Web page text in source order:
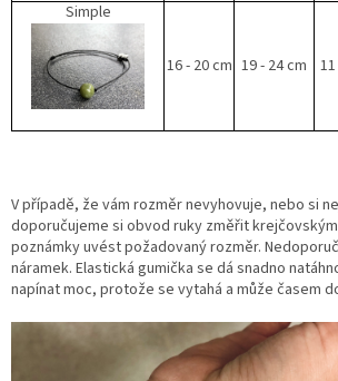
Simple
16 - 20 cm 19 - 24 cm
V případě, že vám rozměr nevyhovuje, nebo si
doporučujeme si obvod ruky změřit
poznámky uvést požadovaný rozměr.
náramek. Elastická gumička se dá snadno
napínat moc, protože se vytahá a může časem